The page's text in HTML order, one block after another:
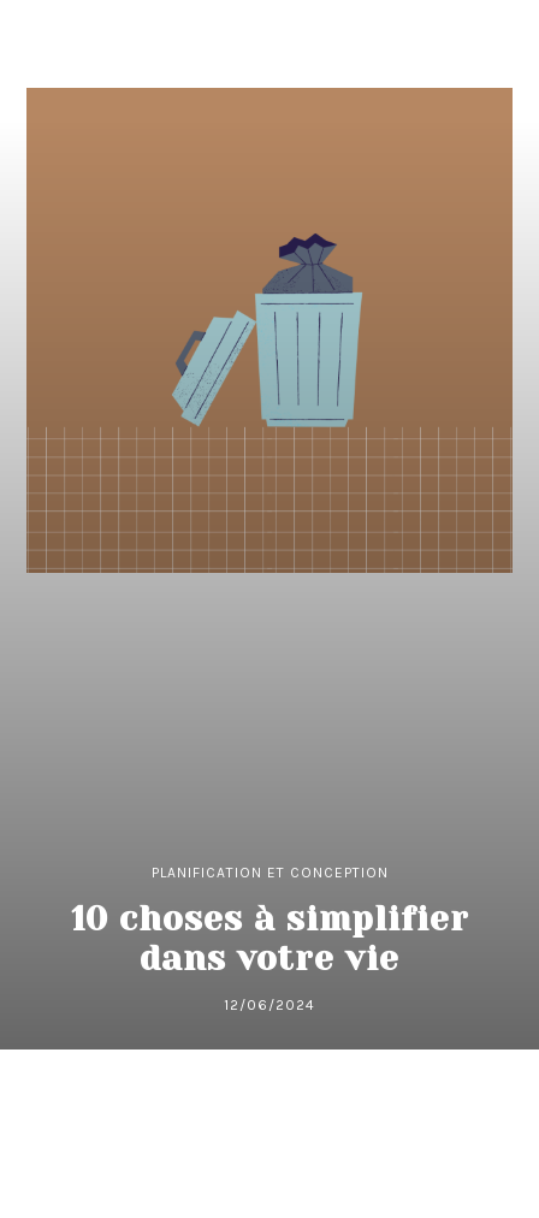
PLANIFICATION ET CONCEPTION
10 choses à simplifier
dans votre vie
12/06/2024